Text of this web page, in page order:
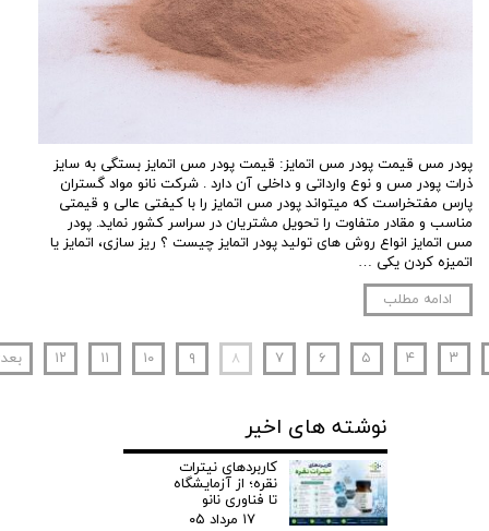
پودر مس قیمت پودر مس اتمایز: قیمت پودر مس اتمایز بستگی به سایز
ذرات پودر مس و نوع وارداتی و داخلی آن دارد . شرکت نانو مواد گستران
پارس مفتخراست که میتواند پودر مس اتمایز را با کیفتی عالی و قیمتی
مناسب و مقادر متفاوت را تحویل مشتریان در سراسر کشور نماید. پودر
مس اتمایز انواع روش های تولید پودر اتمایز چیست ؟ ریز سازی، اتمایز یا
اتمیزه کردن یکی …
ادامه مطلب
۳ ۴ ۵ ۶ ۷ ۸ ۹ ۱۰ ۱۱ ۱۲
نوشته های اخیر
کاربردهای نیترات
نقره؛ از آزمایشگاه
تا فناوری نانو
۱۷ مرداد ۰۵